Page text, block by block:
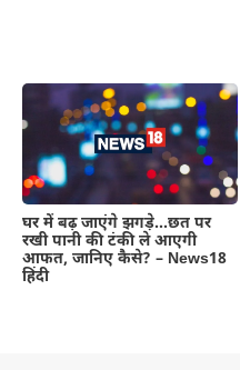
घर में बढ़ जाएंगे झगड़े…छत पर
रखी पानी की टंकी ले आएगी
आफत, जानिए कैसे? – News18
हिंदी